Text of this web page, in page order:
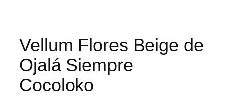
Vellum Flores Beige de
Ojalá Siempre
Cocoloko